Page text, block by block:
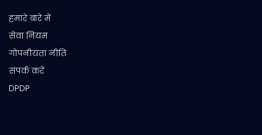
हमारे बारे में
सेवा नियम
गोपनीयता नीति
संपर्क करें
DPDP